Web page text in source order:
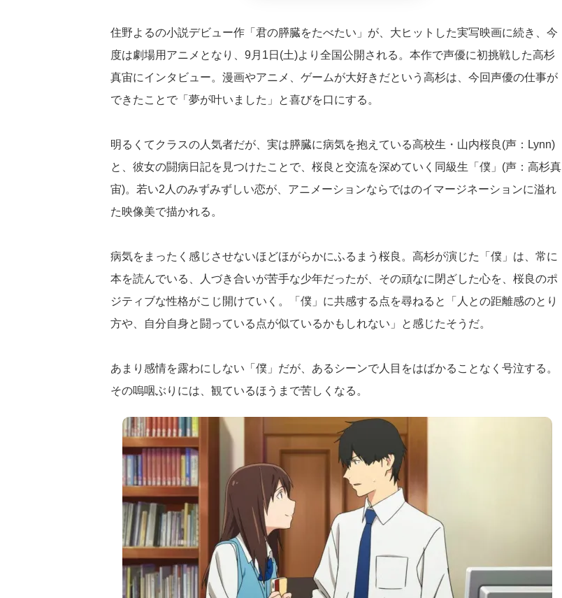
住野よるの小説デビュー作「君の膵臓をたべたい」が、大ヒットした実写映画に続き、今
度は劇場用アニメとなり、9月1日(土)より全国公開される。本作で声優に初挑戦した高杉
真宙にインタビュー。漫画やアニメ、ゲームが大好きだという高杉は、今回声優の仕事が
できたことで「夢が叶いました」と喜びを口にする。
明るくてクラスの人気者だが、実は膵臓に病気を抱えている高校生・山内桜良(声：Lynn)
と、彼女の闘病日記を見つけたことで、桜良と交流を深めていく同級生「僕」(声：高杉真
宙)。若い2人のみずみずしい恋が、アニメーションならではのイマージネーションに溢れ
た映像美で描かれる。
病気をまったく感じさせないほどほがらかにふるまう桜良。高杉が演じた「僕」は、常に
本を読んでいる、人づき合いが苦手な少年だったが、その頑なに閉ざした心を、桜良のポ
ジティブな性格がこじ開けていく。「僕」に共感する点を尋ねると「人との距離感のとり
方や、自分自身と闘っている点が似ているかもしれない」と感じたそうだ。
あまり感情を露わにしない「僕」だが、あるシーンで人目をはばかることなく号泣する。
その嗚咽ぶりには、観ているほうまで苦しくなる。